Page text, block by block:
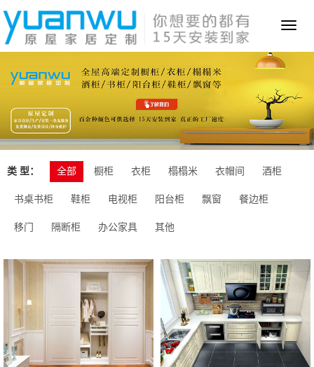
Toggle
类 型： 全部 橱柜 衣柜 榻榻米 衣帽间 酒柜
书桌书柜 鞋柜 电视柜 阳台柜 飘窗 餐边柜
移门 隔断柜 办公家具 其他